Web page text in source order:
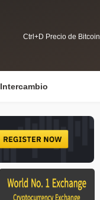
Ctrl+D Precio de Bitcoin
Intercambio